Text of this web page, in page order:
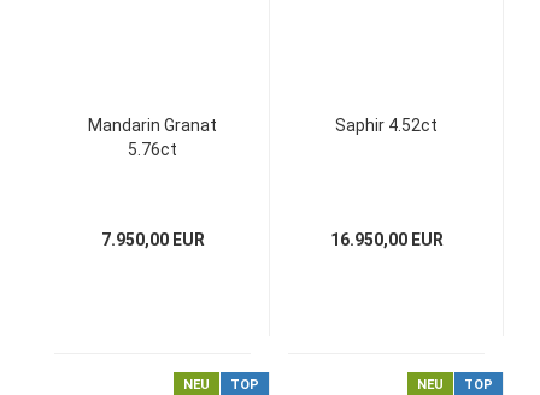
Mandarin Granat
5.76ct
7.950,00 EUR
Saphir 4.52ct
16.950,00 EUR
NEU TOP NEU TOP